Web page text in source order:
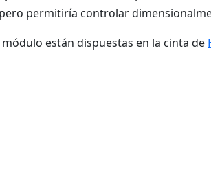
permitiría controlar
están dispuestas en la cinta de